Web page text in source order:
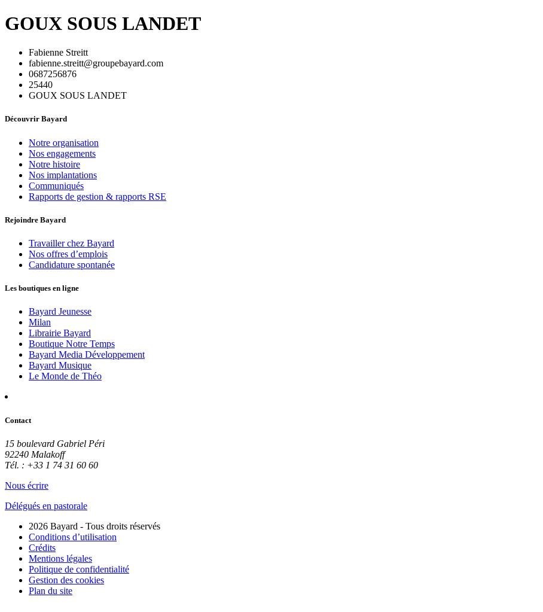
GOUX SOUS LANDET
Fabienne Streitt
fabienne.streitt@groupebayard.com
0687256876
25440
GOUX SOUS LANDET
Découvrir Bayard
Notre organisation
Nos engagements
Notre histoire
Nos implantations
Communiqués
Rapports de gestion & rapports RSE
Rejoindre Bayard
Travailler chez Bayard
Nos offres d’emplois
Candidature spontanée
Les boutiques en ligne
Bayard Jeunesse
Milan
Librairie Bayard
Boutique Notre Temps
Bayard Media Développement
Bayard Musique
Le Monde de Théo
Contact
15 boulevard Gabriel Péri
92240 Malakoff
Tél. : +33 1 74 31 60 60
Nous écrire
Délégués en pastorale
2026 Bayard - Tous droits réservés
Conditions d’utilisation
Crédits
Mentions légales
Politique de confidentialité
Gestion des cookies
Plan du site